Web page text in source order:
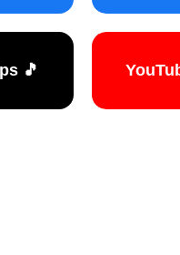
🎵 TikTok - travelers.tips